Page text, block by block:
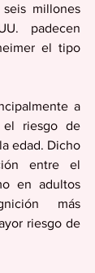
millones
padecen
el tipo
a
el riesgo de
edad. Dicho
entre el
en adultos
más
riesgo de